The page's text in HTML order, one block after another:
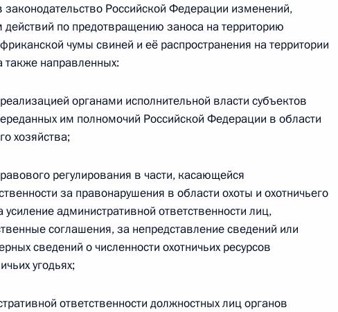
понедельник
вопросам развития туристской инфраструктуры в Сибири
туризма на особо охраняемых природных территориях
3 поручения
итогам совещания по вопросам развития транспортной
Запада России
13 поручений
законодательство Российской Федерации изменений,
по предотвращению заноса на территорию
чумы свиней и её распространения на территории
также направленных:
органами исполнительной власти субъектов
им полномочий Российской Федерации в области
хозяйства;
регулирования в части, касающейся
за правонарушения в области охоты и охотничьего
усиление административной ответственности лиц,
соглашения, за непредставление сведений или
сведений о численности охотничьих ресурсов
угодьях;
ответственности должностных лиц органов